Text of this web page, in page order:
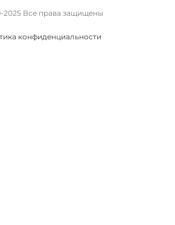
2025 Все права защищены
конфиденциальности